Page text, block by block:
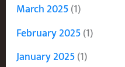
March 2025(1)
February 2025(1)
January 2025(1)